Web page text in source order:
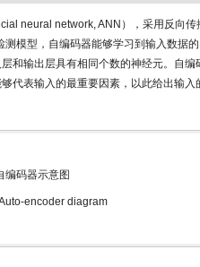
neural network, ANN），采用反向
模型，自编码器能够学习到输入数据
和输出层具有相同个数的神经元。自编
代表输入的最重要因素，以此给出输入
编码器示意图
encoder diagram